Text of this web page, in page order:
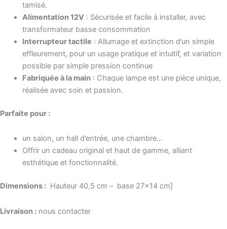
tamisé.
Alimentation 12V: Sécurisée et facile à installer, avec
transformateur basse consommation
Interrupteur tactile : Allumage et extinction d’un simple
effleurement, pour un usage pratique et intuitif, et variation
possible par simple pression continue
Fabriquée à la main: Chaque lampe est une pièce unique,
réalisée avec soin et passion.
Parfaite pour :
un salon, un hall d’entrée, une chambre…
Offrir un cadeau original et haut de gamme, alliant
esthétique et fonctionnalité.
Dimensions : Hauteur 40,5 cm – base 27×14 cm]
Livraison : nous contacter